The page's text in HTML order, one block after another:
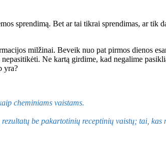
sprendimą. Bet ar tai tikrai sprendimas, ar tik
milžinai. Beveik nuo pat pirmos dienos
Ne kartą girdime, kad negalime
yra?
cheminiams vaistams.
be pakartotinių receptinių vaistų; tai, kas